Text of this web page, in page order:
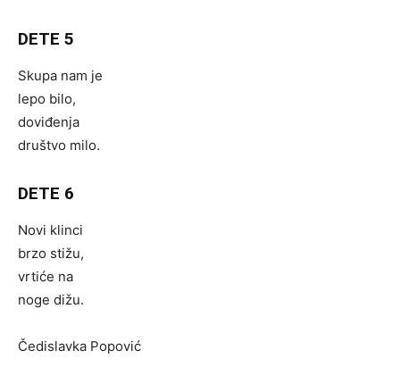
DETE 5
Skupa nam je
lepo bilo,
doviđenja
društvo milo.
DETE 6
Novi klinci
brzo stižu,
vrtiće na
noge dižu.
Čedislavka Popović